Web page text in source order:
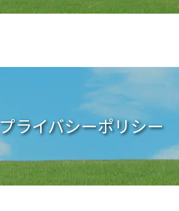
プライバシーポリシー